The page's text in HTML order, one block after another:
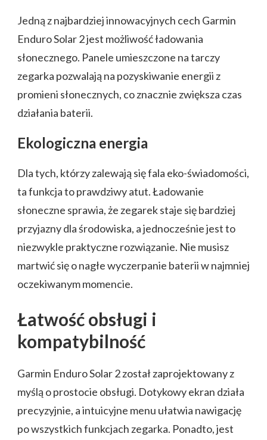
Jedną z najbardziej innowacyjnych cech Garmin
Enduro Solar 2 jest możliwość ładowania
słonecznego. Panele umieszczone na tarczy
zegarka pozwalają na pozyskiwanie energii z
promieni słonecznych, co znacznie zwiększa czas
działania baterii.
Ekologiczna energia
Dla tych, którzy zalewają się fala eko-świadomości,
ta funkcja to prawdziwy atut. Ładowanie
słoneczne sprawia, że zegarek staje się bardziej
przyjazny dla środowiska, a jednocześnie jest to
niezwykle praktyczne rozwiązanie. Nie musisz
martwić się o nagłe wyczerpanie baterii w najmniej
oczekiwanym momencie.
Łatwość obsługi i
kompatybilność
Garmin Enduro Solar 2 został zaprojektowany z
myślą o prostocie obsługi. Dotykowy ekran działa
precyzyjnie, a intuicyjne menu ułatwia nawigację
po wszystkich funkcjach zegarka. Ponadto, jest